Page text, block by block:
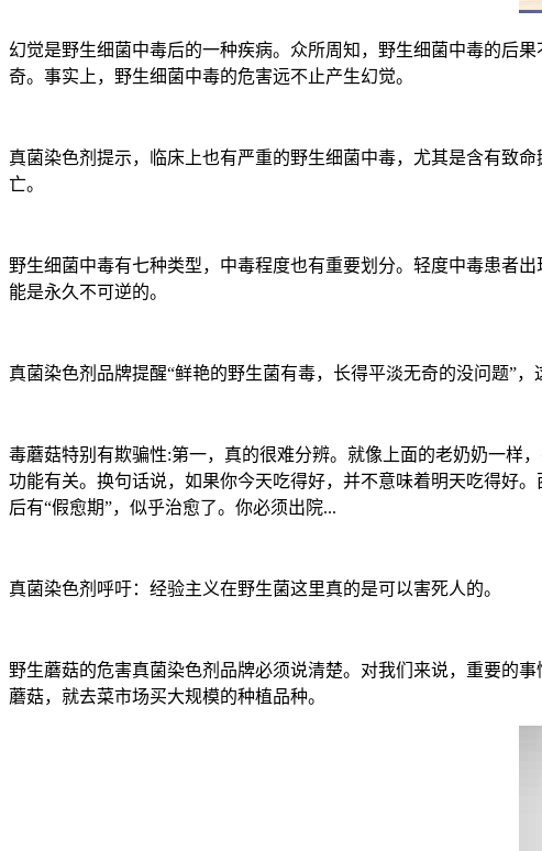
幻觉是野生细菌中毒后的一种疾病。众所周知，野生细菌中毒的后
奇。事实上，野生细菌中毒的危害远不止产生幻觉。
真菌染色剂提示，临床上也有严重的野生细菌中毒，尤其是含有致
亡。
野生细菌中毒有七种类型，中毒程度也有重要划分。轻度中毒患者
能是永久不可逆的。
真菌染色剂品牌提醒“鲜艳的野生菌有毒，长得平淡无奇的没问题”
毒蘑菇特别有欺骗性:第一，真的很难分辨。就像上面的老奶奶一样
功能有关。换句话说，如果你今天吃得好，并不意味着明天吃得好
后有“假愈期”，似乎治愈了。你必须出院...
真菌染色剂呼吁：经验主义在野生菌这里真的是可以害死人的。
野生蘑菇的危害真菌染色剂品牌必须说清楚。对我们来说，重要的
蘑菇，就去菜市场买大规模的种植品种。